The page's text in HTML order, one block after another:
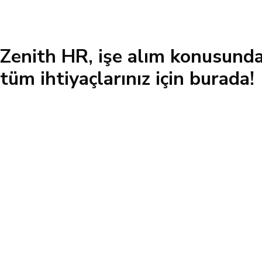
Zenith HR, işe alım
tüm ihtiyaçlarınız için burada!